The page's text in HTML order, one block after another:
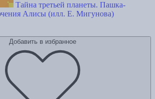
Тайна третьей планеты. Пашка-
Алисы (илл. Е. Мигунова)
Добавить в избранное